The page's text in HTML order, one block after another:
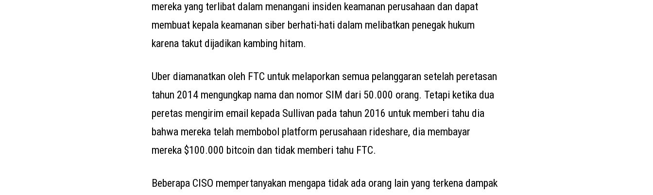
mereka yang terlibat dalam menangani insiden keamanan perusahaan dan dapat
membuat kepala keamanan siber berhati-hati dalam melibatkan penegak hukum
karena takut dijadikan kambing hitam.
Uber diamanatkan oleh FTC untuk melaporkan semua pelanggaran setelah peretasan
tahun 2014 mengungkap nama dan nomor SIM dari 50.000 orang. Tetapi ketika dua
peretas mengirim email kepada Sullivan pada tahun 2016 untuk memberi tahu dia
bahwa mereka telah membobol platform perusahaan rideshare, dia membayar
mereka $100.000 bitcoin dan tidak memberi tahu FTC.
Beberapa CISO mempertanyakan mengapa tidak ada orang lain yang terkena dampak